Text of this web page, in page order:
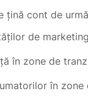
cont de
de
în zone de
în